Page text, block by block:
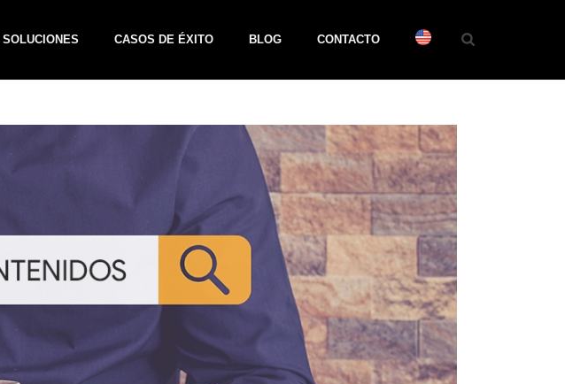
SOLUCIONES CASOS DE ÉXITO BLOG CONTACTO